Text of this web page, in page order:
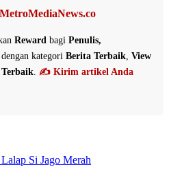
Reward bagi Penulis,
dengan kategori Berita Terbaik View
✍️ Kirim artikel Anda
Si Jago Merah